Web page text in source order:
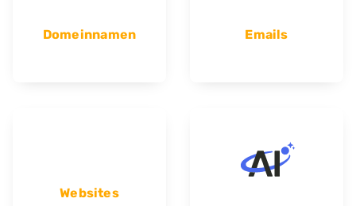
Domeinnamen Emails
Websites